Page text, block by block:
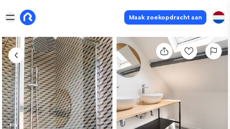
Maak zoekopdracht aan